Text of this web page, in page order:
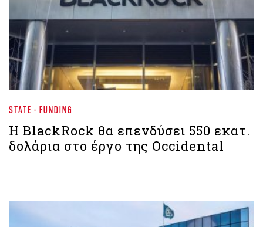
STATE - FUNDING
Η BlackRock θα επενδύσει 550 εκατ.
δολάρια στο έργο της Occidental